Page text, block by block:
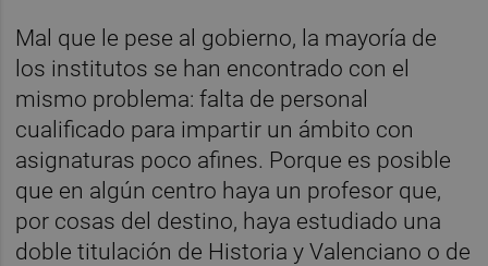
Mal que le pese al gobierno, la mayoría de
los institutos se han encontrado con el
mismo problema: falta de personal
cualificado para impartir un ámbito con
asignaturas poco afines. Porque es posible
que en algún centro haya un profesor que,
por cosas del destino, haya estudiado una
doble titulación de Historia y Valenciano o de